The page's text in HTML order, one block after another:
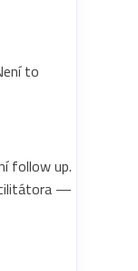
to
follow up.
—